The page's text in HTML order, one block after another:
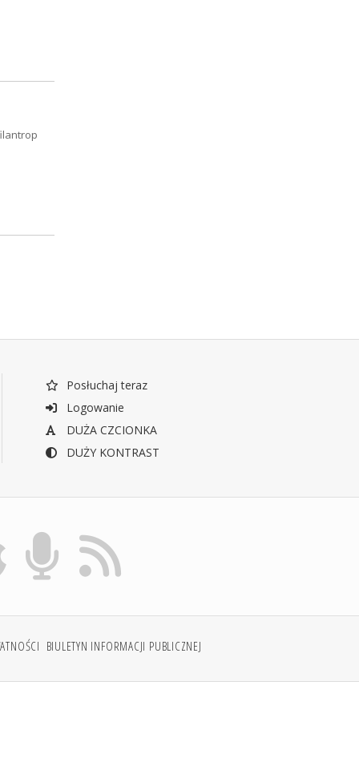
Posłuchaj teraz
Logowanie
DUŻA CZCIONKA
DUŻY KONTRAST
BIULETYN INFORMACJI PUBLICZNEJ